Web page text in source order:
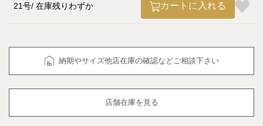
21号 在庫残りわずか カートに入れる
納期やサイズ他店在庫の確認などご相談下さい
店舗在庫を見る